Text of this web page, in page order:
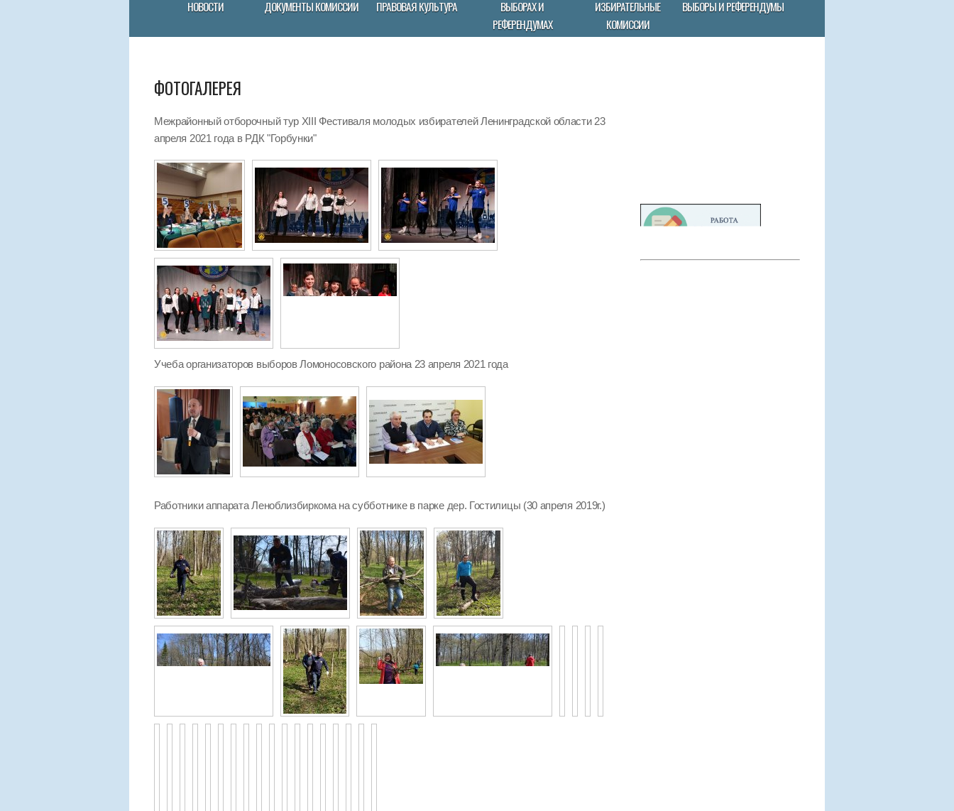
НОВОСТИ ДОКУМЕНТЫ КОМИССИИ ПРАВОВАЯ КУЛЬТУРА
ВЫБОРАХ И
РЕФЕРЕНДУМАХ
ИЗБИРАТЕЛЬНЫЕ
КОМИССИИ
ВЫБОРЫ И РЕФЕРЕНДУМЫ
ФОТОГАЛЕРЕЯ
Межрайонный отборочный тур XIII Фестиваля молодых избирателей Ленинградской области 23
апреля 2021 года в РДК "Горбунки"
Учеба организаторов выборов Ломоносовского района 23 апреля 2021 года
Работники аппарата Леноблизбиркома на субботнике в парке дер. Гостилицы (30 апреля 2019г.)